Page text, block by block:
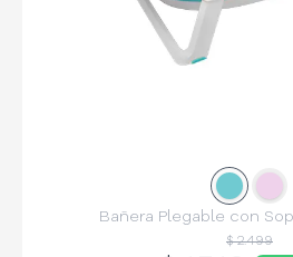
Slide
Bañera Plegable con
$ 2.499